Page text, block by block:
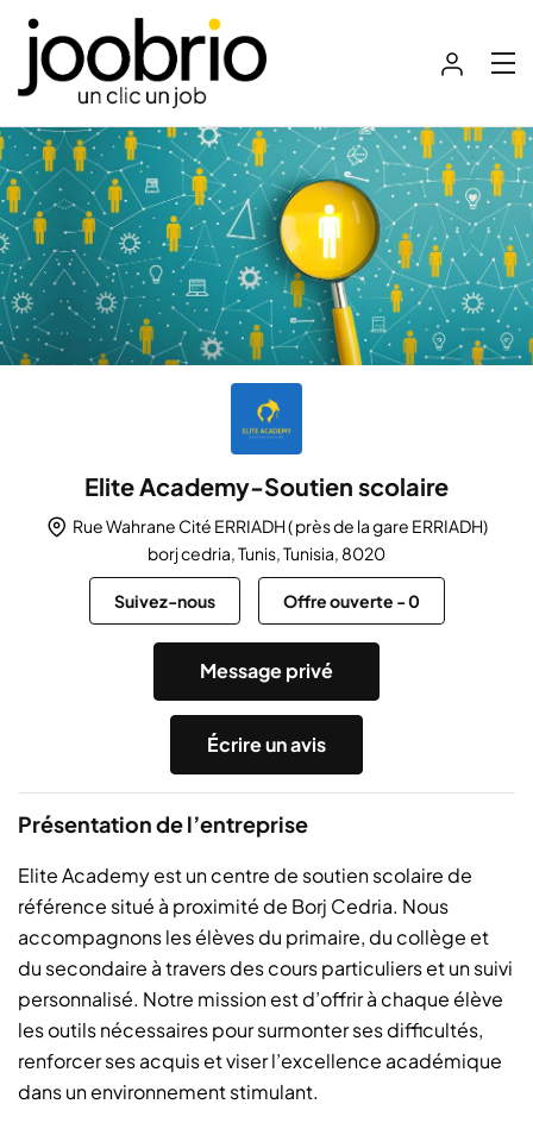
Elite Academy-Soutien scolaire
Rue Wahrane Cité ERRIADH ( près de la gare ERRIADH)
borj cedria, Tunis, Tunisia, 8020
Suivez-nous Offre ouverte -0
Message privé
Écrire un avis
Présentation de l’entreprise
Elite Academy est un centre de soutien scolaire de
référence situé à proximité de Borj Cedria. Nous
accompagnons les élèves du primaire, du collège et
du secondaire à travers des cours particuliers et un suivi
personnalisé. Notre mission est d’offrir à chaque élève
les outils nécessaires pour surmonter ses difficultés,
renforcer ses acquis et viser l’excellence académique
dans un environnement stimulant.